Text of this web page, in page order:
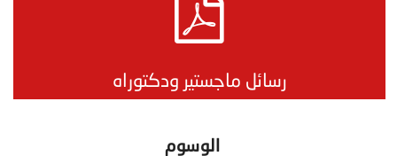
رسائل ماجستير ودكتوراه
الوسوم